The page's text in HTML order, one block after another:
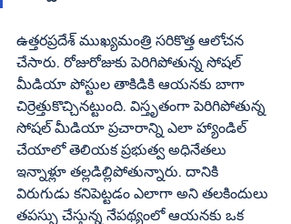
ఉత్తరప్రదేశ్‌ ముఖ్యమంత్రి సరికొత్త ఆలోచన
చేసారు. రోజురోజుకు పెరిగిపోతున్న సోషల్‌
మీడియా పోస్టుల తాకిడికి ఆయనకు బాగా
చిర్రెత్తుకొచ్చినట్టుంది. విస్తృతంగా పెరిగిపోతున్న
సోషల్‌ మీడియా ప్రచారాన్ని ఎలా హ్యాండిల్‌
చేయాలో తెలియక ప్రభుత్వ అధినేతలు
ఇన్నాళ్లూ తల్లడిల్లిపోతున్నారు. దానికి
విరుగుడు కనిపెట్టడం ఎలాగా అని తలకిందులు
తపస్సు చేస్తున్న నేపథ్యంలో ఆయనకు ఒక